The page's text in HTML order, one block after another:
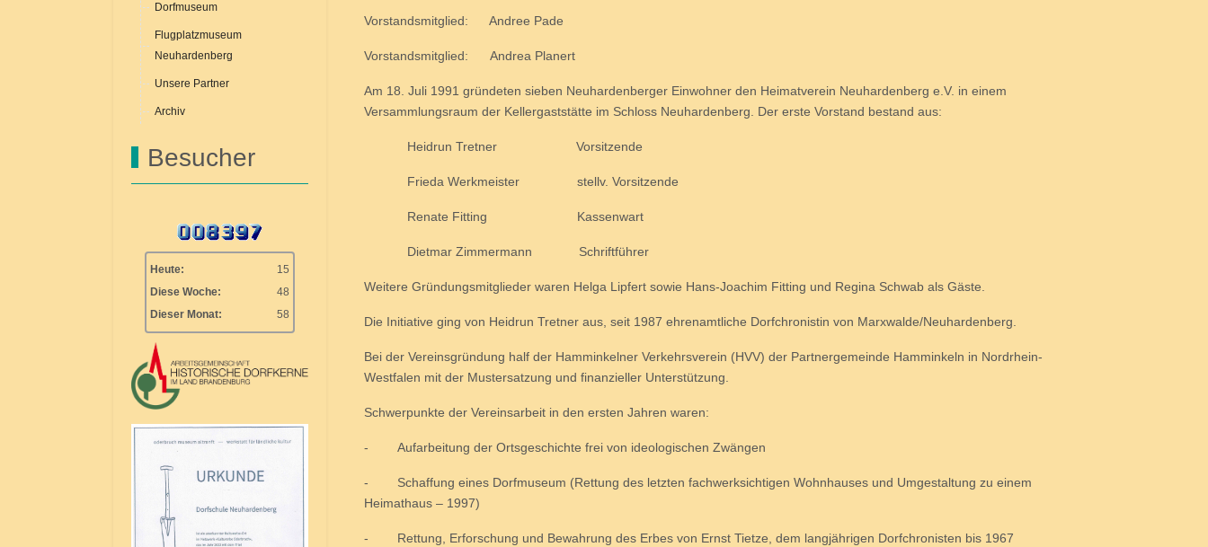
Dorfmuseum
Flugplatzmuseum
Neuhardenberg
Unsere Partner
Archiv
Besucher
Heute:
15
Diese Woche:
48
Dieser Monat:
58
Vorstandsmitglied: Andree Pade
Vorstandsmitglied: Andrea Planert
Am 18. Juli 1991 gründeten sieben Neuhardenberger Einwohner den Heimatverein Neuhardenberg e.V. in einem
Versammlungsraum der Kellergaststätte im Schloss Neuhardenberg. Der erste Vorstand bestand aus:
Heidrun Tretner Vorsitzende
Frieda Werkmeister stellv. Vorsitzende
Renate Fitting Kassenwart
Dietmar Zimmermann Schriftführer
Weitere Gründungsmitglieder waren Helga Lipfert sowie Hans-Joachim Fitting und Regina Schwab als Gäste.
Die Initiative ging von Heidrun Tretner aus, seit 1987 ehrenamtliche Dorfchronistin von Marxwalde/Neuhardenberg.
Bei der Vereinsgründung half der Hamminkelner Verkehrsverein (HVV) der Partnergemeinde Hamminkeln in Nordrhein-
Westfalen mit der Mustersatzung und finanzieller Unterstützung.
Schwerpunkte der Vereinsarbeit in den ersten Jahren waren:
- Aufarbeitung der Ortsgeschichte frei von ideologischen Zwängen
- Schaffung eines Dorfmuseum (Rettung des letzten fachwerksichtigen Wohnhauses und Umgestaltung zu einem
Heimathaus – 1997)
- Rettung, Erforschung und Bewahrung des Erbes von Ernst Tietze, dem langjährigen Dorfchronisten bis 1967